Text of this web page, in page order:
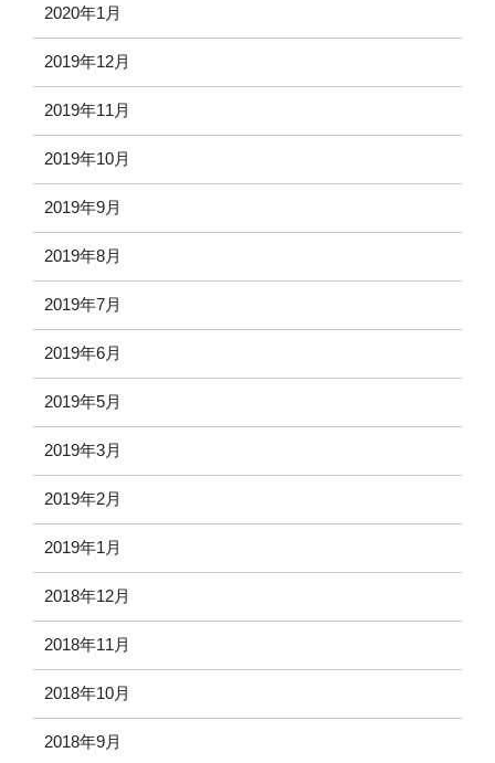
2020年1月
2019年12月
2019年11月
2019年10月
2019年9月
2019年8月
2019年7月
2019年6月
2019年5月
2019年3月
2019年2月
2019年1月
2018年12月
2018年11月
2018年10月
2018年9月